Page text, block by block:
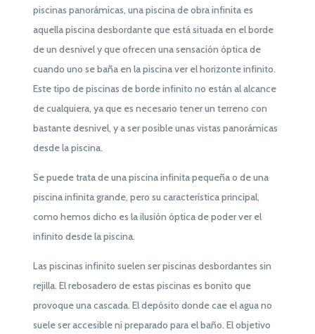
piscinas panorámicas, una piscina de obra infinita es
aquella piscina desbordante que está situada en el borde
de un desnivel y que ofrecen una sensación óptica de
cuando uno se baña en la piscina ver el horizonte infinito.
Este tipo de piscinas de borde infinito no están al alcance
de cualquiera, ya que es necesario tener un terreno con
bastante desnivel, y a ser posible unas vistas panorámicas
desde la piscina.
Se puede trata de una piscina infinita pequeña o de una
piscina infinita grande, pero su característica principal,
como hemos dicho es la ilusión óptica de poder ver el
infinito desde la piscina.
Las piscinas infinito suelen ser piscinas desbordantes sin
rejilla. El rebosadero de estas piscinas es bonito que
provoque una cascada. El depósito donde cae el agua no
suele ser accesible ni preparado para el baño. El objetivo